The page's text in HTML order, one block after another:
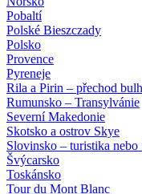
Pobaltí
Polské Bieszczady
Polsko
Provence
Pyreneje
Rila a Pirin – přechod
Rumunsko – Transylvánie
Severní Makedonie
Skotsko a ostrov Skye
Slovinsko – turistika nebo
Švýcarsko
Toskánsko
Tour du Mont Blanc